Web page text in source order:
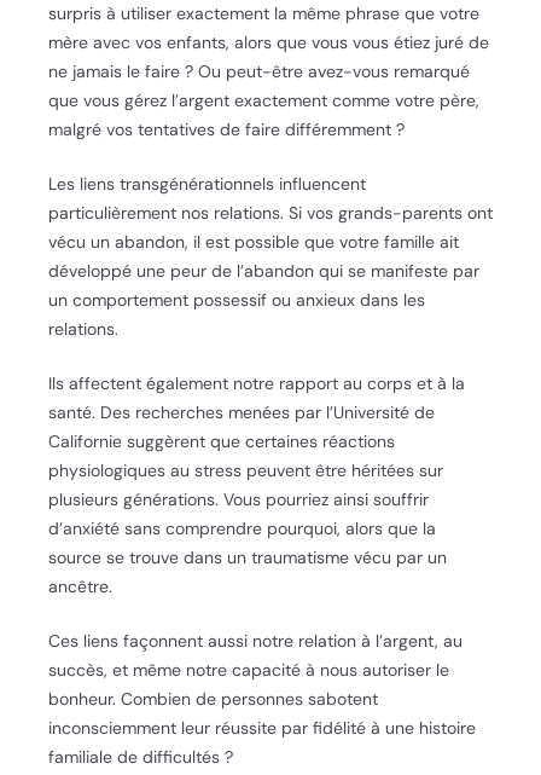
surpris à utiliser exactement la même phrase que votre
mère avec vos enfants, alors que vous vous étiez juré de
ne jamais le faire ? Ou peut-être avez-vous remarqué
que vous gérez l’argent exactement comme votre père,
malgré vos tentatives de faire différemment ?
Les liens transgénérationnels influencent
particulièrement nos relations. Si vos grands-parents ont
vécu un abandon, il est possible que votre famille ait
développé une peur de l’abandon qui se manifeste par
un comportement possessif ou anxieux dans les
relations.
Ils affectent également notre rapport au corps et à la
santé. Des recherches menées par l’Université de
Californie suggèrent que certaines réactions
physiologiques au stress peuvent être héritées sur
plusieurs générations. Vous pourriez ainsi souffrir
d’anxiété sans comprendre pourquoi, alors que la
source se trouve dans un traumatisme vécu par un
ancêtre.
Ces liens façonnent aussi notre relation à l’argent, au
succès, et même notre capacité à nous autoriser le
bonheur. Combien de personnes sabotent
inconsciemment leur réussite par fidélité à une histoire
familiale de difficultés ?